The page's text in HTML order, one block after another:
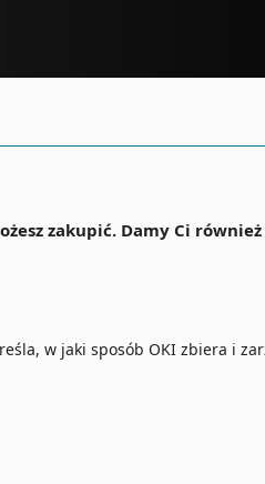
zakupić. Damy Ci
w jaki sposób OKI zbiera i